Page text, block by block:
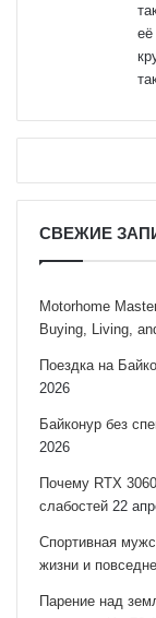
её
СВЕЖИЕ
Motorhome
Buying, Living,
Поездка на
2026
Байконур без
2026
Почему RTX
слабостей 22
Спортивная
жизни и
Парение над